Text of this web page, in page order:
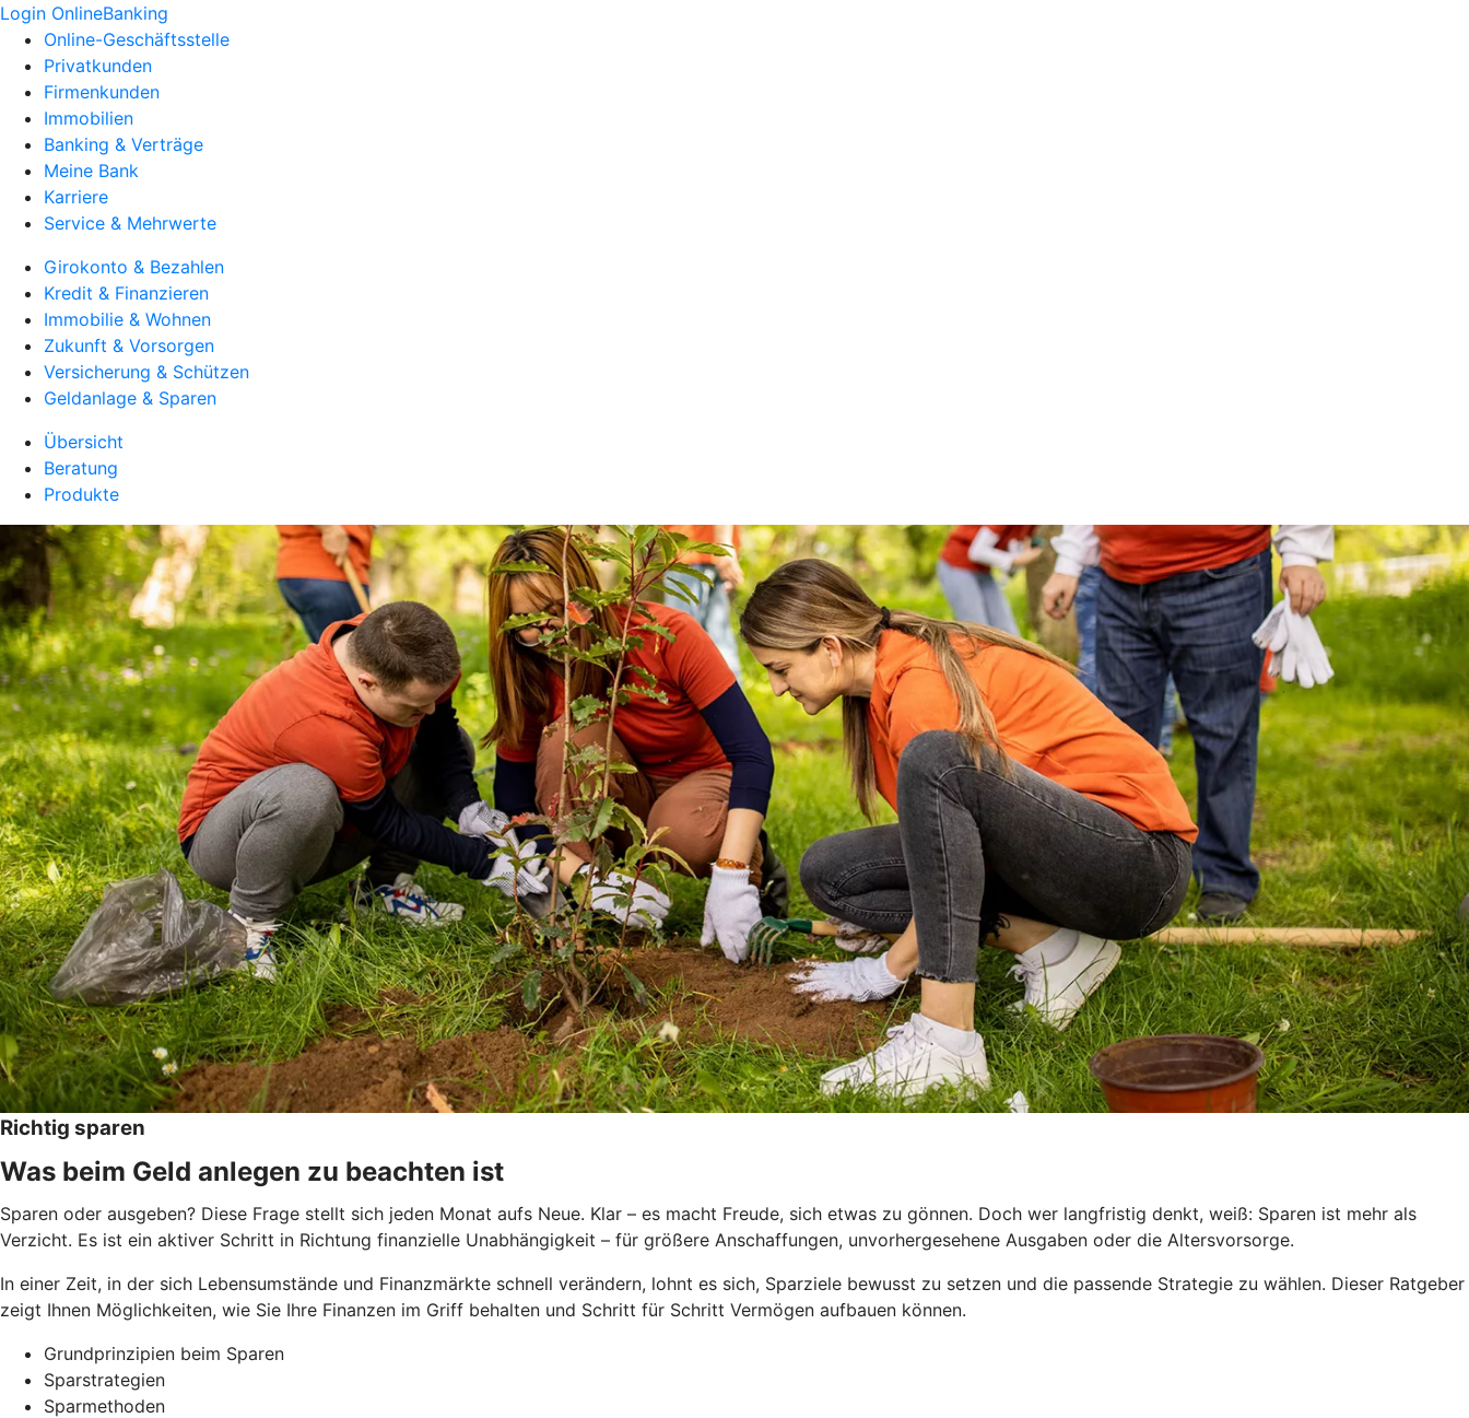
Login OnlineBanking
Online-Geschäftsstelle
Privatkunden
Firmenkunden
Immobilien
Banking & Verträge
Meine Bank
Karriere
Service & Mehrwerte
Girokonto & Bezahlen
Kredit & Finanzieren
Immobilie & Wohnen
Zukunft & Vorsorgen
Versicherung & Schützen
Geldanlage & Sparen
Übersicht
Beratung
Produkte
Richtig sparen
Was beim Geld anlegen zu beachten ist
Sparen oder ausgeben? Diese Frage stellt sich jeden Monat aufs Neue. Klar – es macht Freude, sich etwas zu gönnen. Doch wer langfristig denkt, weiß: Sparen ist mehr als
Verzicht. Es ist ein aktiver Schritt in Richtung finanzielle Unabhängigkeit – für größere Anschaffungen, unvorhergesehene Ausgaben oder die Altersvorsorge.
In einer Zeit, in der sich Lebensumstände und Finanzmärkte schnell verändern, lohnt es sich, Sparziele bewusst zu setzen und die passende Strategie zu wählen. Dieser Ratgeber
zeigt Ihnen Möglichkeiten, wie Sie Ihre Finanzen im Griff behalten und Schritt für Schritt Vermögen aufbauen können.
Grundprinzipien beim Sparen
Sparstrategien
Sparmethoden